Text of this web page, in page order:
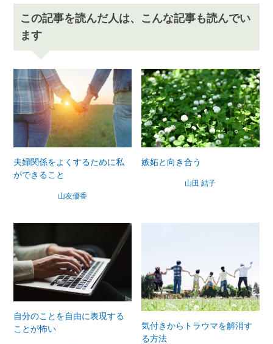
この記事を読んだ人は、こんな記事も読んでい
ます
夫婦関係をよくするために私
ができること
山友優香
嫉妬と向き合う
山田 結子
自分のことを自由に表現する
ことが怖い
気付きからトラウマを解消す
る方法